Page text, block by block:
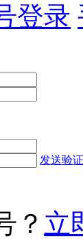
登录
发送验
？ 立